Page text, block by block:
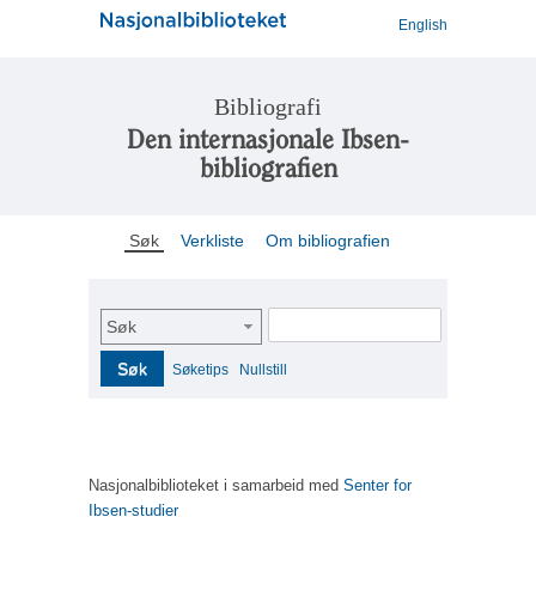
English
Bibliografi
Den internasjonale Ibsen-
bibliografien
Søk Verkliste Om bibliografien
Søk
Søk Søketips Nullstill
Nasjonalbiblioteket i samarbeid med Senter for
Ibsen-studier